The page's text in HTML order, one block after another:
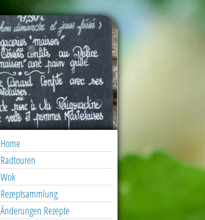
Home
Radtouren
Wok
Rezeptsammlung
Änderungen Rezepte